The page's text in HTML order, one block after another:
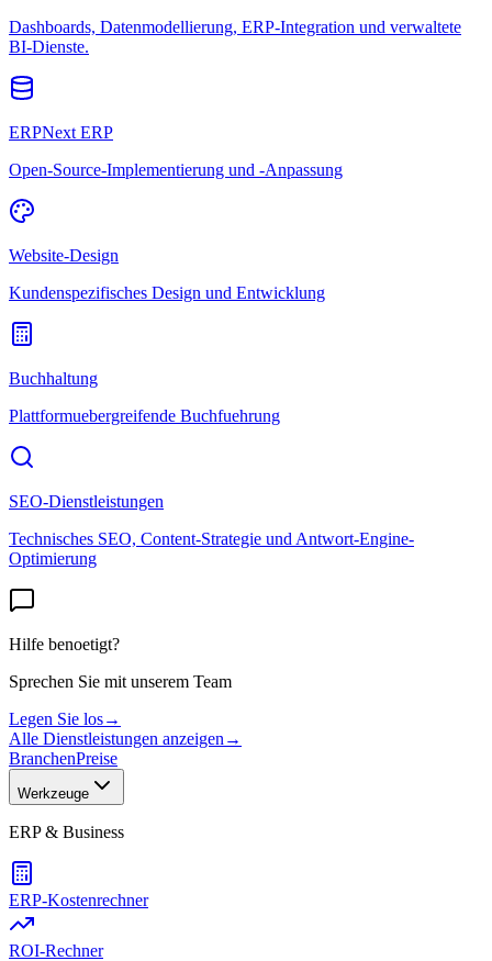
Dashboards, Datenmodellierung, ERP-Integration und verwaltete
BI-Dienste.
ERPNext ERP
Open-Source-Implementierung und -Anpassung
Website-Design
Kundenspezifisches Design und Entwicklung
Buchhaltung
Plattformuebergreifende Buchfuehrung
SEO-Dienstleistungen
Technisches SEO, Content-Strategie und Antwort-Engine-
Optimierung
Hilfe benoetigt?
Sprechen Sie mit unserem Team
Legen Sie los→
Alle Dienstleistungen anzeigen →
BranchenPreise
Werkzeuge
ERP & Business
ERP-Kostenrechner
ROI-Rechner